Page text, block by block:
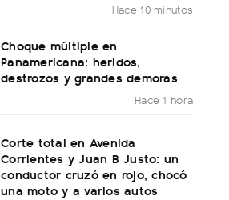
Hace 10 minutos
Choque múltiple en
Panamericana: heridos,
destrozos y grandes demoras
Hace 1 hora
Corte total en Avenida
Corrientes y Juan B Justo: un
conductor cruzó en rojo, chocó
una moto y a varios autos